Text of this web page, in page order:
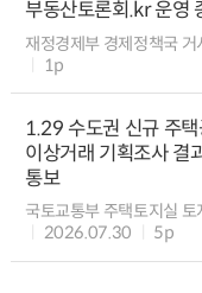
부동산토론회.kr 운영
재정경제부 경제정책국
1p
1.29 수도권 신규 주
이상거래 기획조사 결
통보
국토교통부 주택토지실
2026.07.30
5p